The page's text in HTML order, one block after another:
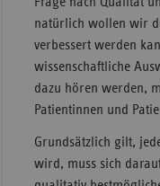
natürlich wollen wir
verbessert werden
wissenschaftliche
dazu hören werden,
Patientinnen und
Grundsätzlich gilt,
wird, muss sich